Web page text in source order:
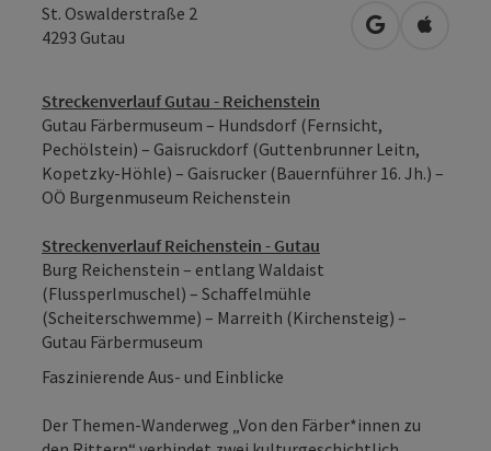
St. Oswalderstraße 2
4293 Gutau in Google
in
Streckenverlauf Gutau - Reichenstein
Gutau Färbermuseum – Hundsdorf (Fernsicht,
Pechölstein) – Gaisruckdorf (Guttenbrunner Leitn,
Kopetzky-Höhle) – Gaisrucker (Bauernführer 16. Jh.) –
OÖ Burgenmuseum Reichenstein
Streckenverlauf Reichenstein - Gutau
Burg Reichenstein – entlang Waldaist
(Flussperlmuschel) – Schaffelmühle
(Scheiterschwemme) – Marreith (Kirchensteig) –
Gutau Färbermuseum
Faszinierende Aus- und Einblicke
Der Themen-Wanderweg „Von den Färber*innen zu